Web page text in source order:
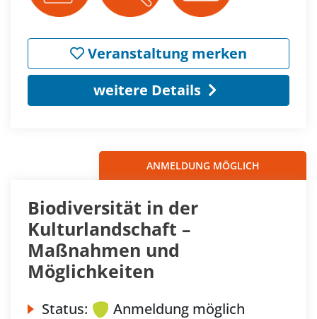
Veranstaltung merken
weitere Details
ANMELDUNG MÖGLICH
Biodiversität in der
Kulturlandschaft –
Maßnahmen und
Möglichkeiten
Status:
Anmeldung möglich